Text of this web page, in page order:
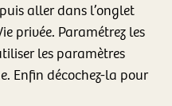
aller dans l’onglet
privée. Paramétrez les
les paramètres
Enfin décochez-la pour